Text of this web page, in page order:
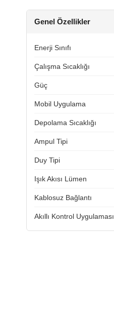
Genel Özellikler
Enerji Sınıfı
Çalışma Sıcaklığı
Güç
Mobil Uygulama
Depolama Sıcaklığı
Ampul Tipi
Duy Tipi
Işık Akısı Lümen
Kablosuz Bağlantı
Akıllı Kontrol Uygulaması